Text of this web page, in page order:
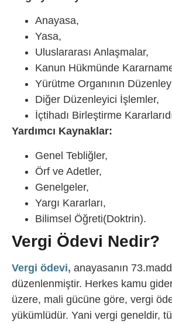
Anayasa,
Yasa,
Uluslararası Anlaşmalar,
Kanun Hükmünde
Yürütme Organının
Diğer Düzenleyici İşlemler,
İçtihadı Birleştirme
Yardımcı Kaynaklar:
Genel Tebliğler,
Örf ve Adetler,
Genelgeler,
Yargı Kararları,
Bilimsel Öğreti(Doktrin).
Vergi Ödevi Nedir?
Vergi ödevi, anayasanın
düzenlenmiştir. Herkes kamu
üzere, mali gücüne göre, vergi
yükümlüdür. Yani vergi geneldir,